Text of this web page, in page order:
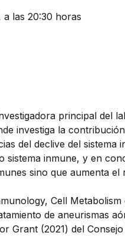
las 20:30 horas
principal del
investiga la
del declive del sistema
sistema inmune, y en
sino que aumenta el
Cell Metabolism
de aneurismas
Grant (2021) del